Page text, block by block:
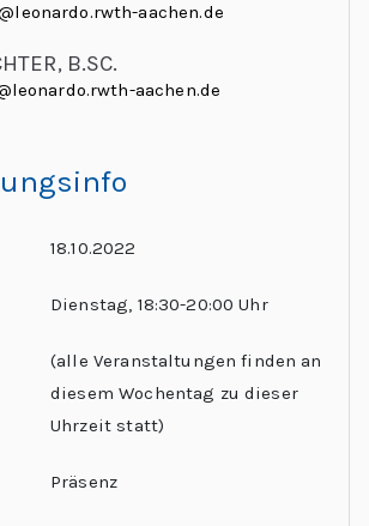
aachen.de
B.SC.
aachen.de
18.10.2022
Dienstag, 18:30-20:00 Uhr
(alle Veranstaltungen finden an
diesem Wochentag zu dieser
Uhrzeit statt)
Präsenz